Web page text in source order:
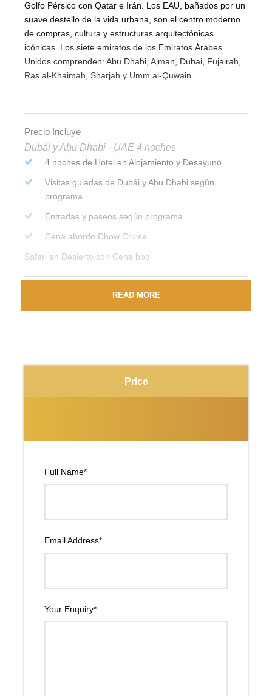
Price
Full Name*
Email Address*
Your Enquiry*
Golfo Pérsico con Qatar e Irán. Los EAU, bañados por un
suave destello de la vida urbana, son el centro moderno
de compras, cultura y estructuras arquitectónicas
icónicas. Los siete emiratos de los Emiratos Árabes
Unidos comprenden: Abu Dhabi, Ajman, Dubai, Fujairah,
Ras al-Khaimah, Sharjah y Umm al-Quwain
Precio Incluye
Dubái y Abu Dhabi - UAE 4 noches
4 noches de Hotel en Alojamiento y Desayuno
Visitas guiadas de Dubái y Abu Dhabi según
programa
Entradas y paseos según programa
Cena abordo Dhow Cruise
Safari en Desierto con Cena bbq
Tour Regular con llegadas Diarias
Todas las entradas y paseos incluidos según
A la llegada a Dubái serán recibidos por un representante
READ MORE